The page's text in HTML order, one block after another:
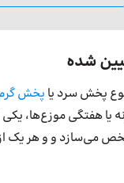
پخش سرد یا پخش
یا هفتگی موزع‌ها،
می‌سازد و و هر یک